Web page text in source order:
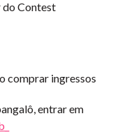
do Contest
comprar ingressos
entrar em